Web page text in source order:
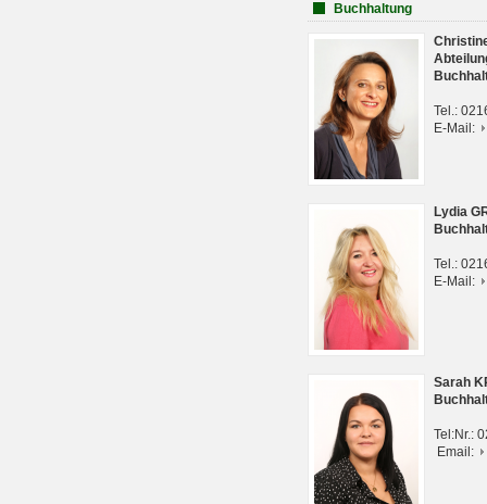
Buchhaltung
Tel.:
E-Mail:
Lydia
Tel.:
E-Mail:
Sarah
Tel:Nr.:
Email: